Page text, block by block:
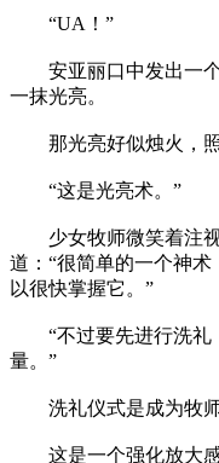
“UA！”
安亚丽口中发出一个
一抹光亮。
那光亮好似烛火，照
“这是光亮术。”
少女牧师微笑着注视
道：“很简单的一个神
以很快掌握它。”
“不过要先进行洗礼
量。”
洗礼仪式是成为牧师
这是一个强化放大感